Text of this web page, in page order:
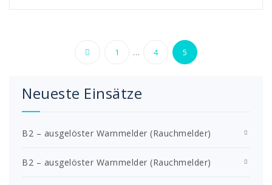
Beiträge
1 … 4 5
Neueste Einsätze
B2 – ausgelöster Warnmelder (Rauchmelder)
B2 – ausgelöster Warnmelder (Rauchmelder)